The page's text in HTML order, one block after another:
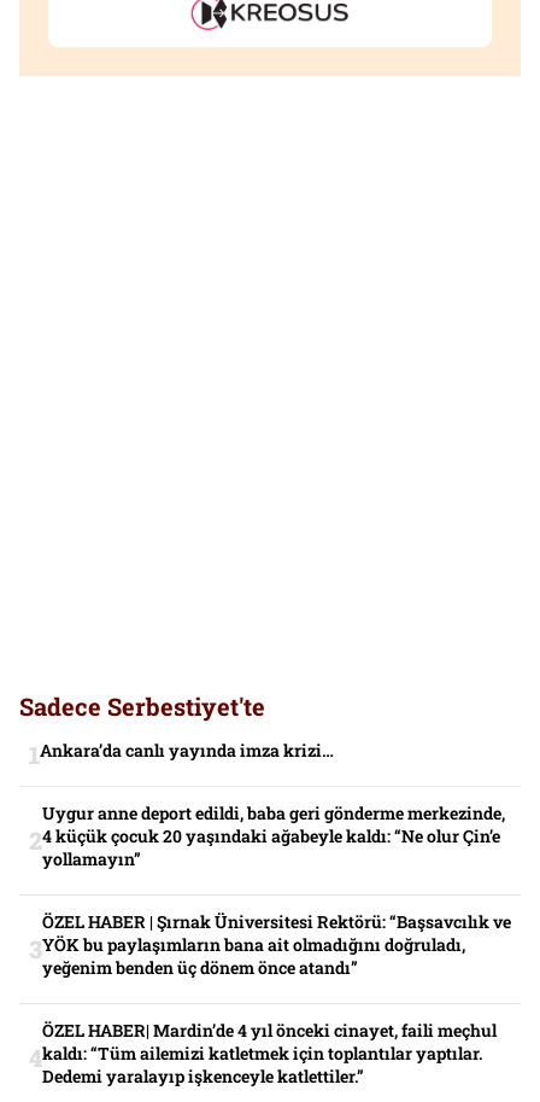
Sadece Serbestiyet'te
Ankara’da canlı yayında imza krizi…
Uygur anne deport edildi, baba geri gönderme merkezinde,
4 küçük çocuk 20 yaşındaki ağabeyle kaldı: “Ne olur Çin’e
yollamayın”
ÖZEL HABER | Şırnak Üniversitesi Rektörü: “Başsavcılık ve
YÖK bu paylaşımların bana ait olmadığını doğruladı,
yeğenim benden üç dönem önce atandı”
ÖZEL HABER| Mardin’de 4 yıl önceki cinayet, faili meçhul
kaldı: “Tüm ailemizi katletmek için toplantılar yaptılar.
Dedemi yaralayıp işkenceyle katlettiler.”